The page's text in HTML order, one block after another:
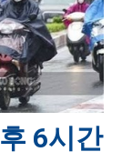
6시간